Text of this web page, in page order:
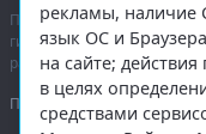
При полном или
гиперссылка на region29.ru
разрешения
Правовая информация
рекламы, наличие
язык ОС и
на сайте;
в целях
средствами